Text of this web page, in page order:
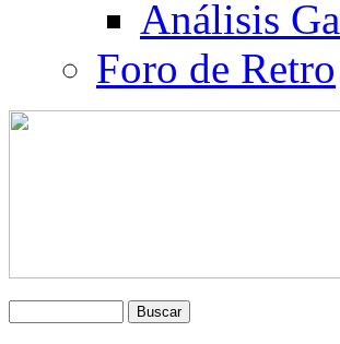
Análisis
Foro de Retro